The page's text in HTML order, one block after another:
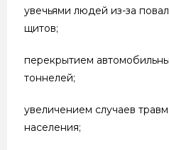
увечьями людей из-за
щитов;
перекрытием
тоннелей;
увеличением случаев
населения;